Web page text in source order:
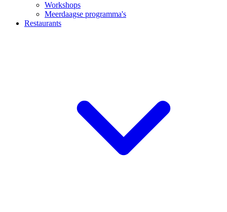
Workshops
Meerdaagse programma's
Restaurants